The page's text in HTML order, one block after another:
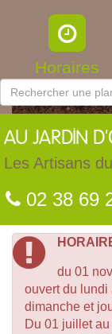
Horaires
AU JARDIN
Les Artisans
02 38 69
du 01
ouvert du lundi
dimanche et
Du 01 juillet